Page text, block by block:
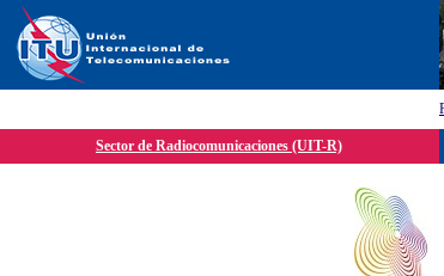
Sector de Radiocomunicaciones (UIT-R)